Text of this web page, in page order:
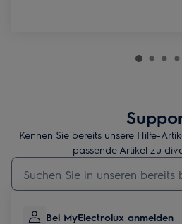
Kennen Sie bereits unsere Hilfe-
passende Artikel zu
Geben Sie den Suchbegriff für Support-
Bei MyElectrolux anmelden